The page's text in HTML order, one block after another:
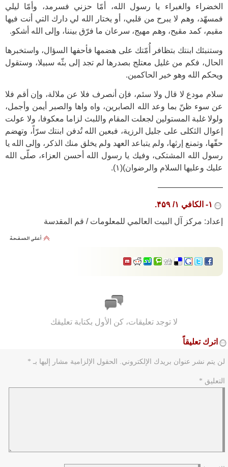
الخضراء والغبراء يا رسول الله، أمّا حزني فسرمد، وأمّا ليلي
فمسهّد، وهم لا يبرح من قلبي، أو يختار الله لي دارك التي أنت فيها
مقيم، كمد مقيح، وهم مهيج، سرعان ما فرّق بيننا، وإلى الله أشكو.
وستنبئك ابنتك بتظافر أُمّتك على هضمها فأحفها السؤال، واستخبرها
الحال، فكم من غليل معتلج بصدرها لم تجد إلى بثّه سبيلا، وستقول
ويحكم الله وهو خير الحاكمين.
سلام مودع لا قال ولا سئم، فإن أنصرف فلا عن ملالة، وإن أقم فلا
عن سوء ظنّ بما وعد الله الصابرين، واه واها والصبر أيمن وأجمل،
ولولا غلبة المستولين لجعلت المقام واللبث لزاما معكوفا، ولا عولت
إعوال الثكلى على جليل الرزية، فبعين الله تُدفن ابنتك سرّاً، وتهضم
حقّها، وتمنع إرثها، ولم يتباعد العهد ولم يخلق منك الذكر، وإلى الله يا
رسول الله المشتكى، وفيك يا رسول الله أحسن العزاء، صلّى الله
عليك وعليها السلام والرضوان)(۱).
————————
۱- الكافي ۱/ ۴۵۹.
إعداد: مركز آل البيت العالمي للمعلومات / قم المقدسة
لا توجد تعليقات، كن الأول بكتابة تعليقك
اترك تعليقاً
لن يتم نشر عنوان بريدك الإلكتروني. الحقول الإلزامية مشار إليها بـ *
التعليق *